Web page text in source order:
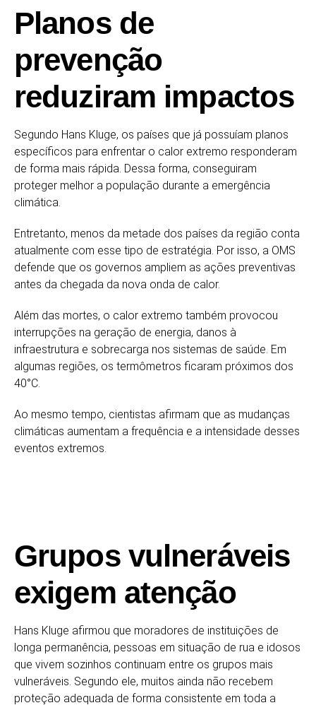
Planos de
prevenção
reduziram impactos
Segundo Hans Kluge, os países que já possuíam planos
específicos para enfrentar o calor extremo responderam
de forma mais rápida. Dessa forma, conseguiram
proteger melhor a população durante a emergência
climática.
Entretanto, menos da metade dos países da região conta
atualmente com esse tipo de estratégia. Por isso, a OMS
defende que os governos ampliem as ações preventivas
antes da chegada da nova onda de calor.
Além das mortes, o calor extremo também provocou
interrupções na geração de energia, danos à
infraestrutura e sobrecarga nos sistemas de saúde. Em
algumas regiões, os termômetros ficaram próximos dos
40°C.
Ao mesmo tempo, cientistas afirmam que as mudanças
climáticas aumentam a frequência e a intensidade desses
eventos extremos.
Grupos vulneráveis
exigem atenção
Hans Kluge afirmou que moradores de instituições de
longa permanência, pessoas em situação de rua e idosos
que vivem sozinhos continuam entre os grupos mais
vulneráveis. Segundo ele, muitos ainda não recebem
proteção adequada de forma consistente em toda a